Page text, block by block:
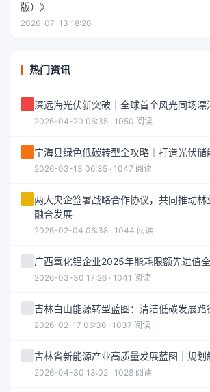
版）》
2026-07-13 18:20
热门资讯
深远海光伏新突破｜全球首个风光同场漂
2026-04-20 06:35 · 1050 阅读
宁海县绿色低碳转型全攻略｜打造光伏储
2026-03-13 06:35 · 1047 阅读
两大央企签署战略合作协议，共同推动
融合发展
2026-02-04 06:38 · 1044 阅读
广西氧化铝企业2025年能耗限额先进值
2026-03-30 17:26 · 1041 阅读
吉林白山能源转型蓝图：清洁低碳发展路
2026-02-17 06:36 · 1037 阅读
吉林省新能源产业高质量发展蓝图｜规划
2026-04-30 13:02 · 1028 阅读